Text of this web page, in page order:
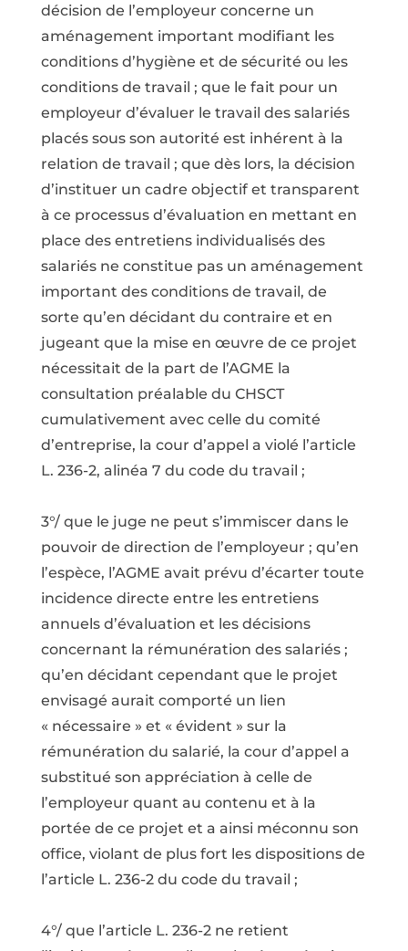
décision de l’employeur concerne un
aménagement important modifiant les
conditions d’hygiène et de sécurité ou les
conditions de travail ; que le fait pour un
employeur d’évaluer le travail des salariés
placés sous son autorité est inhérent à la
relation de travail ; que dès lors, la décision
d’instituer un cadre objectif et transparent
à ce processus d’évaluation en mettant en
place des entretiens individualisés des
salariés ne constitue pas un aménagement
important des conditions de travail, de
sorte qu’en décidant du contraire et en
jugeant que la mise en œuvre de ce projet
nécessitait de la part de l’AGME la
consultation préalable du CHSCT
cumulativement avec celle du comité
d’entreprise, la cour d’appel a violé l’article
L. 236-2, alinéa 7 du code du travail ;
3°/ que le juge ne peut s’immiscer dans le
pouvoir de direction de l’employeur ; qu’en
l’espèce, l’AGME avait prévu d’écarter toute
incidence directe entre les entretiens
annuels d’évaluation et les décisions
concernant la rémunération des salariés ;
qu’en décidant cependant que le projet
envisagé aurait comporté un lien
« nécessaire » et « évident » sur la
rémunération du salarié, la cour d’appel a
substitué son appréciation à celle de
l’employeur quant au contenu et à la
portée de ce projet et a ainsi méconnu son
office, violant de plus fort les dispositions de
l’article L. 236-2 du code du travail ;
4°/ que l’article L. 236-2 ne retient